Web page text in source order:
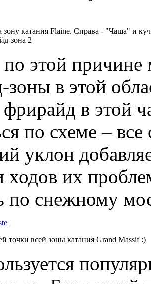
зону катания Flaine. Справа - "Чаша" и
зона 2
по этой
зоны в этой
в этой
по схеме –
уклон
ходов их
по снежному
точки всей зоны катания Grand Massif :)